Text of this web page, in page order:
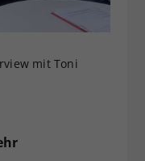
mit Toni